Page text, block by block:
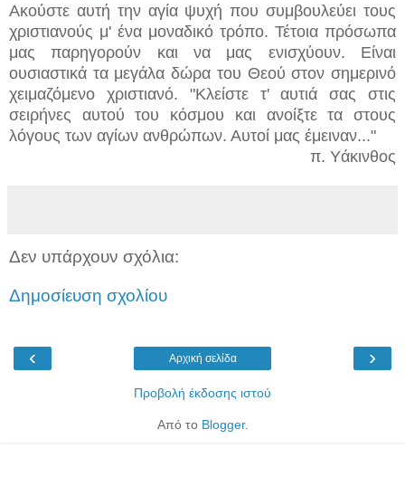
Ακούστε αυτή την αγία ψυχή που συμβουλεύει τους
χριστιανούς μ' ένα μοναδικό τρόπο. Τέτοια πρόσωπα
μας παρηγορούν και να μας ενισχύουν. Είναι
ουσιαστικά τα μεγάλα δώρα του Θεού στον σημερινό
χειμαζόμενο χριστιανό. "Κλείστε τ' αυτιά σας στις
σειρήνες αυτού του κόσμου και ανοίξτε τα στους
λόγους των αγίων ανθρώπων. Αυτοί μας έμειναν..."
π. Υάκινθος
Δεν υπάρχουν σχόλια:
Δημοσίευση σχολίου
‹ ›
Αρχική σελίδα
Προβολή έκδοσης ιστού
Από το Blogger.